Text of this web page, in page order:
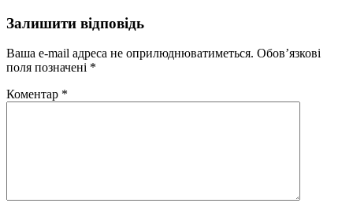
Залишити відповідь
Ваша e-mail адреса не оприлюднюватиметься. Обов’язкові
поля позначені *
Коментар *